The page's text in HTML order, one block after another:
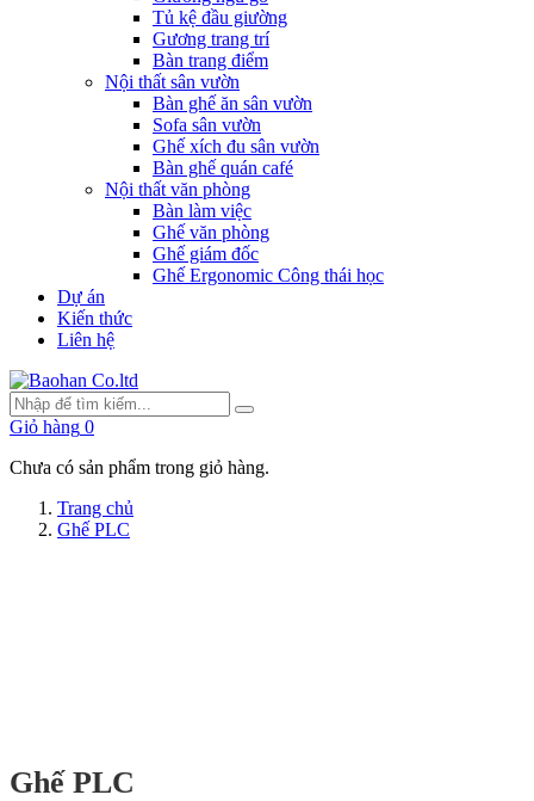
Tủ kệ đầu giường
Gương trang trí
Bàn trang điểm
Nội thất sân vườn
Bàn ghế ăn sân vườn
Sofa sân vườn
Ghế xích đu sân vườn
Bàn ghế quán café
Nội thất văn phòng
Bàn làm việc
Ghế văn phòng
Ghế giám đốc
Ghế Ergonomic Công thái học
Dự án
Kiến thức
Liên hệ
Giỏ hàng 0
Chưa có sản phẩm trong giỏ hàng.
Trang chủ
Ghế PLC
Ghế PLC